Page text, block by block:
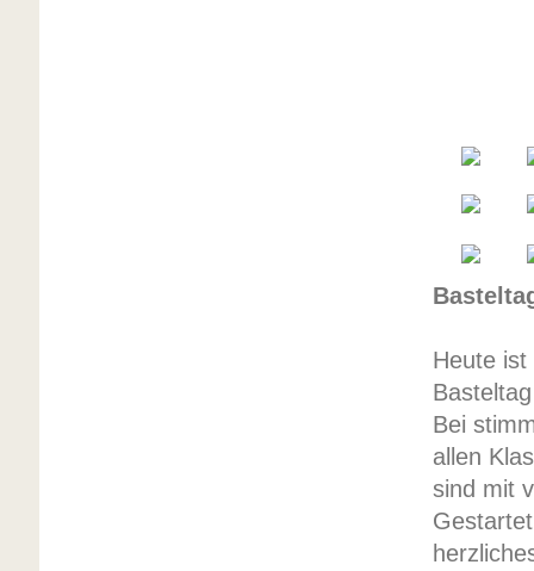
Heute
Bei
allen
sind mit